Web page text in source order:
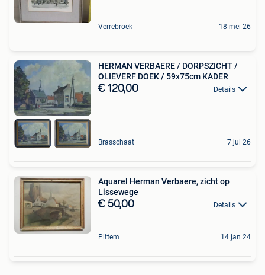
Verrebroek 18 mei 26
HERMAN VERBAERE / DORPSZICHT /
OLIEVERF DOEK / 59x75cm KADER
€ 120,00 Details
Brasschaat 7 jul 26
Aquarel Herman Verbaere, zicht op
Lissewege
€ 50,00 Details
Pittem 14 jan 24